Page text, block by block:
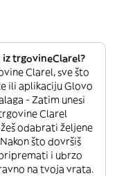
iz trgovineClarel?
Clarel, sve što
ili aplikaciju Glovo
- Zatim unesi
Clarel
odabrati željene
što dovršiš
i ubrzo
na tvoja vrata.